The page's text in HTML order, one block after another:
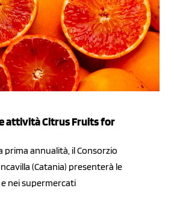
attività Citrus Fruits for
prima annualità, il Consorzio
(Catania) presenterà le
nei supermercati